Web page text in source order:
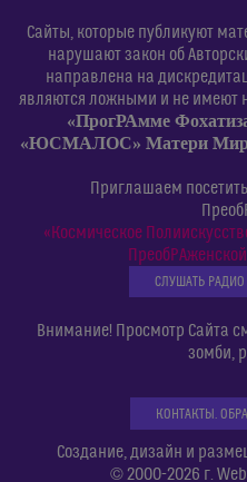
Сайты, которые публикуют
нарушают закон об
направлена на
являются ложными и не имеют
«ПрогРАмме
«ЮСМАЛОС» Матери
Приглашаем
«Космическое
СЛУШАТЬ
Внимание! Просмотр Сайта
зомби,
КОНТАКТЫ.
Создание, дизайн и
© 2000-2026 г.